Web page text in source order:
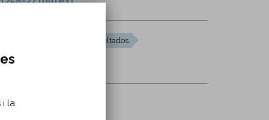
evaluación de resultados
sedentario
i la